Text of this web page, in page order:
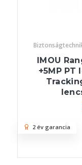
IMOU
+5MP
2 év garancia